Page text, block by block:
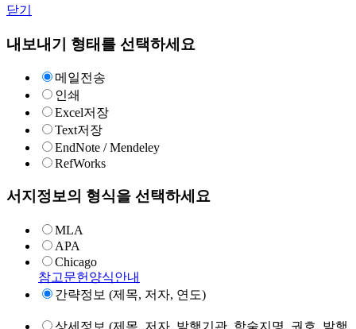
닫기
내보내기 형태를 선택하세요
메일전송
인쇄
Excel저장
Text저장
EndNote / Mendeley
RefWorks
서지정보의 형식을 선택하세요
MLA
APA
Chicago
참고문헌양식안내
간략정보 (제목, 저자, 연도)
상세정보 (제목, 저자, 발행기관, 학술지명, 권호, 발행